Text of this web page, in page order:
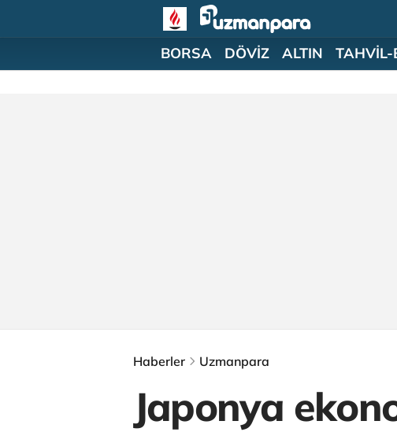
BORSA DÖVİZ ALTIN TAHVİL-
Haberler Uzmanpara
Japonya